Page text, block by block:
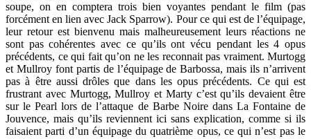
soupe, on en comptera trois bien voyantes pendant le film (pas
forcément en lien avec Jack Sparrow). Pour ce qui est de l’équipage,
leur retour est bienvenu mais malheureusement leurs réactions ne
sont pas cohérentes avec ce qu’ils ont vécu pendant les 4 opus
précédents, ce qui fait qu’on ne les reconnait pas vraiment. Murtogg
et Mullroy font partis de l’équipage de Barbossa, mais ils n’arrivent
pas à être aussi drôles que dans les opus précédents. Ce qui est
frustrant avec Murtogg, Mullroy et Marty c’est qu’ils devaient être
sur le Pearl lors de l’attaque de Barbe Noire dans La Fontaine de
Jouvence, mais qu’ils reviennent ici sans explication, comme si ils
faisaient parti d’un équipage du quatrième opus, ce qui n’est pas le